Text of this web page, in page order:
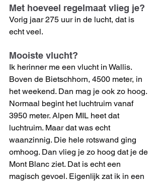
Met hoeveel regelmaat vlieg je?
Vorig jaar 275 uur in de lucht, dat is
echt veel.
Mooiste vlucht?
Ik herinner me een vlucht in Wallis.
Boven de Bietschhorn, 4500 meter, in
het weekend. Dan mag je ook zo hoog.
Normaal begint het luchtruim vanaf
3950 meter. Alpen MIL heet dat
luchtruim. Maar dat was echt
waanzinnig. Die hele rotswand ging
omhoog. Dan vlieg je zo hoog dat je de
Mont Blanc ziet. Dat is echt een
magisch gevoel. Eigenlijk zat ik in een